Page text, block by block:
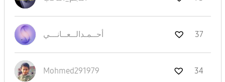
أحــمـدالــعــانـــي 37
Mohmed291979 34